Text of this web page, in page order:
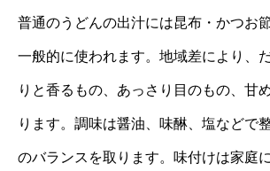
普通のうどんの出汁には昆布・かつお
一般的に使われます。地域差により、
りと香るもの、あっさり目のもの、甘
ります。調味は醤油、味醂、塩などで
のバランスを取ります。味付けは家庭